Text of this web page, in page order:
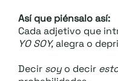
Así que piénsalo así:
Cada adjetivo que
YO SOY,alegra o
Decir soyo decir